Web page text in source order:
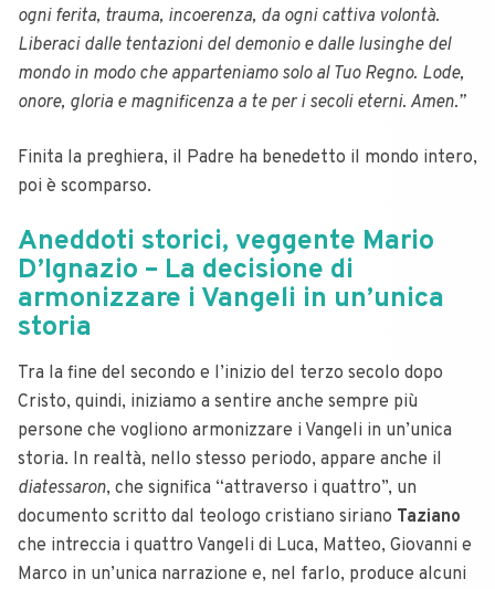
ogni ferita, trauma, incoerenza, da ogni cattiva volontà.
Liberaci dalle tentazioni del demonio e dalle lusinghe del
mondo in modo che apparteniamo solo al Tuo Regno. Lode,
onore, gloria e magnificenza a te per i secoli eterni. Amen.”
Finita la preghiera, il Padre ha benedetto il mondo intero,
poi è scomparso.
Aneddoti storici, veggente Mario
D’Ignazio – La decisione di
armonizzare i Vangeli in un’unica
storia
Tra la fine del secondo e l’inizio del terzo secolo dopo
Cristo, quindi, iniziamo a sentire anche sempre più
persone che vogliono armonizzare i Vangeli in un’unica
storia. In realtà, nello stesso periodo, appare anche il
diatessaron, che significa “attraverso i quattro”, un
documento scritto dal teologo cristiano siriano Taziano
che intreccia i quattro Vangeli di Luca, Matteo, Giovanni e
Marco in un’unica narrazione e, nel farlo, produce alcuni